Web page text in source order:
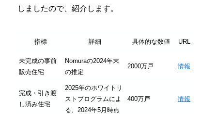
しましたので、紹介します。
指標 詳細 具体的な数値 URL
未完成の事前
販売住宅
Nomuraの2024年末
の推定
2000万戸 情報
完成・引き渡
し済み住宅
2025年のホワイトリ
ストプログラムによ
る、2024年5月時点
400万戸 情報